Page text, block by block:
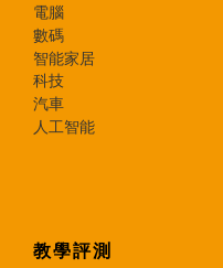
電腦
數碼
智能家居
科技
汽車
人工智能
教學評測